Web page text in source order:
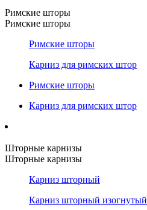
Римские шторы
Римские шторы
Римские шторы
Карниз для римских штор
Римские шторы
Карниз для римских штор
Шторные карнизы
Шторные карнизы
Карниз шторный
Карниз шторный изогнутый